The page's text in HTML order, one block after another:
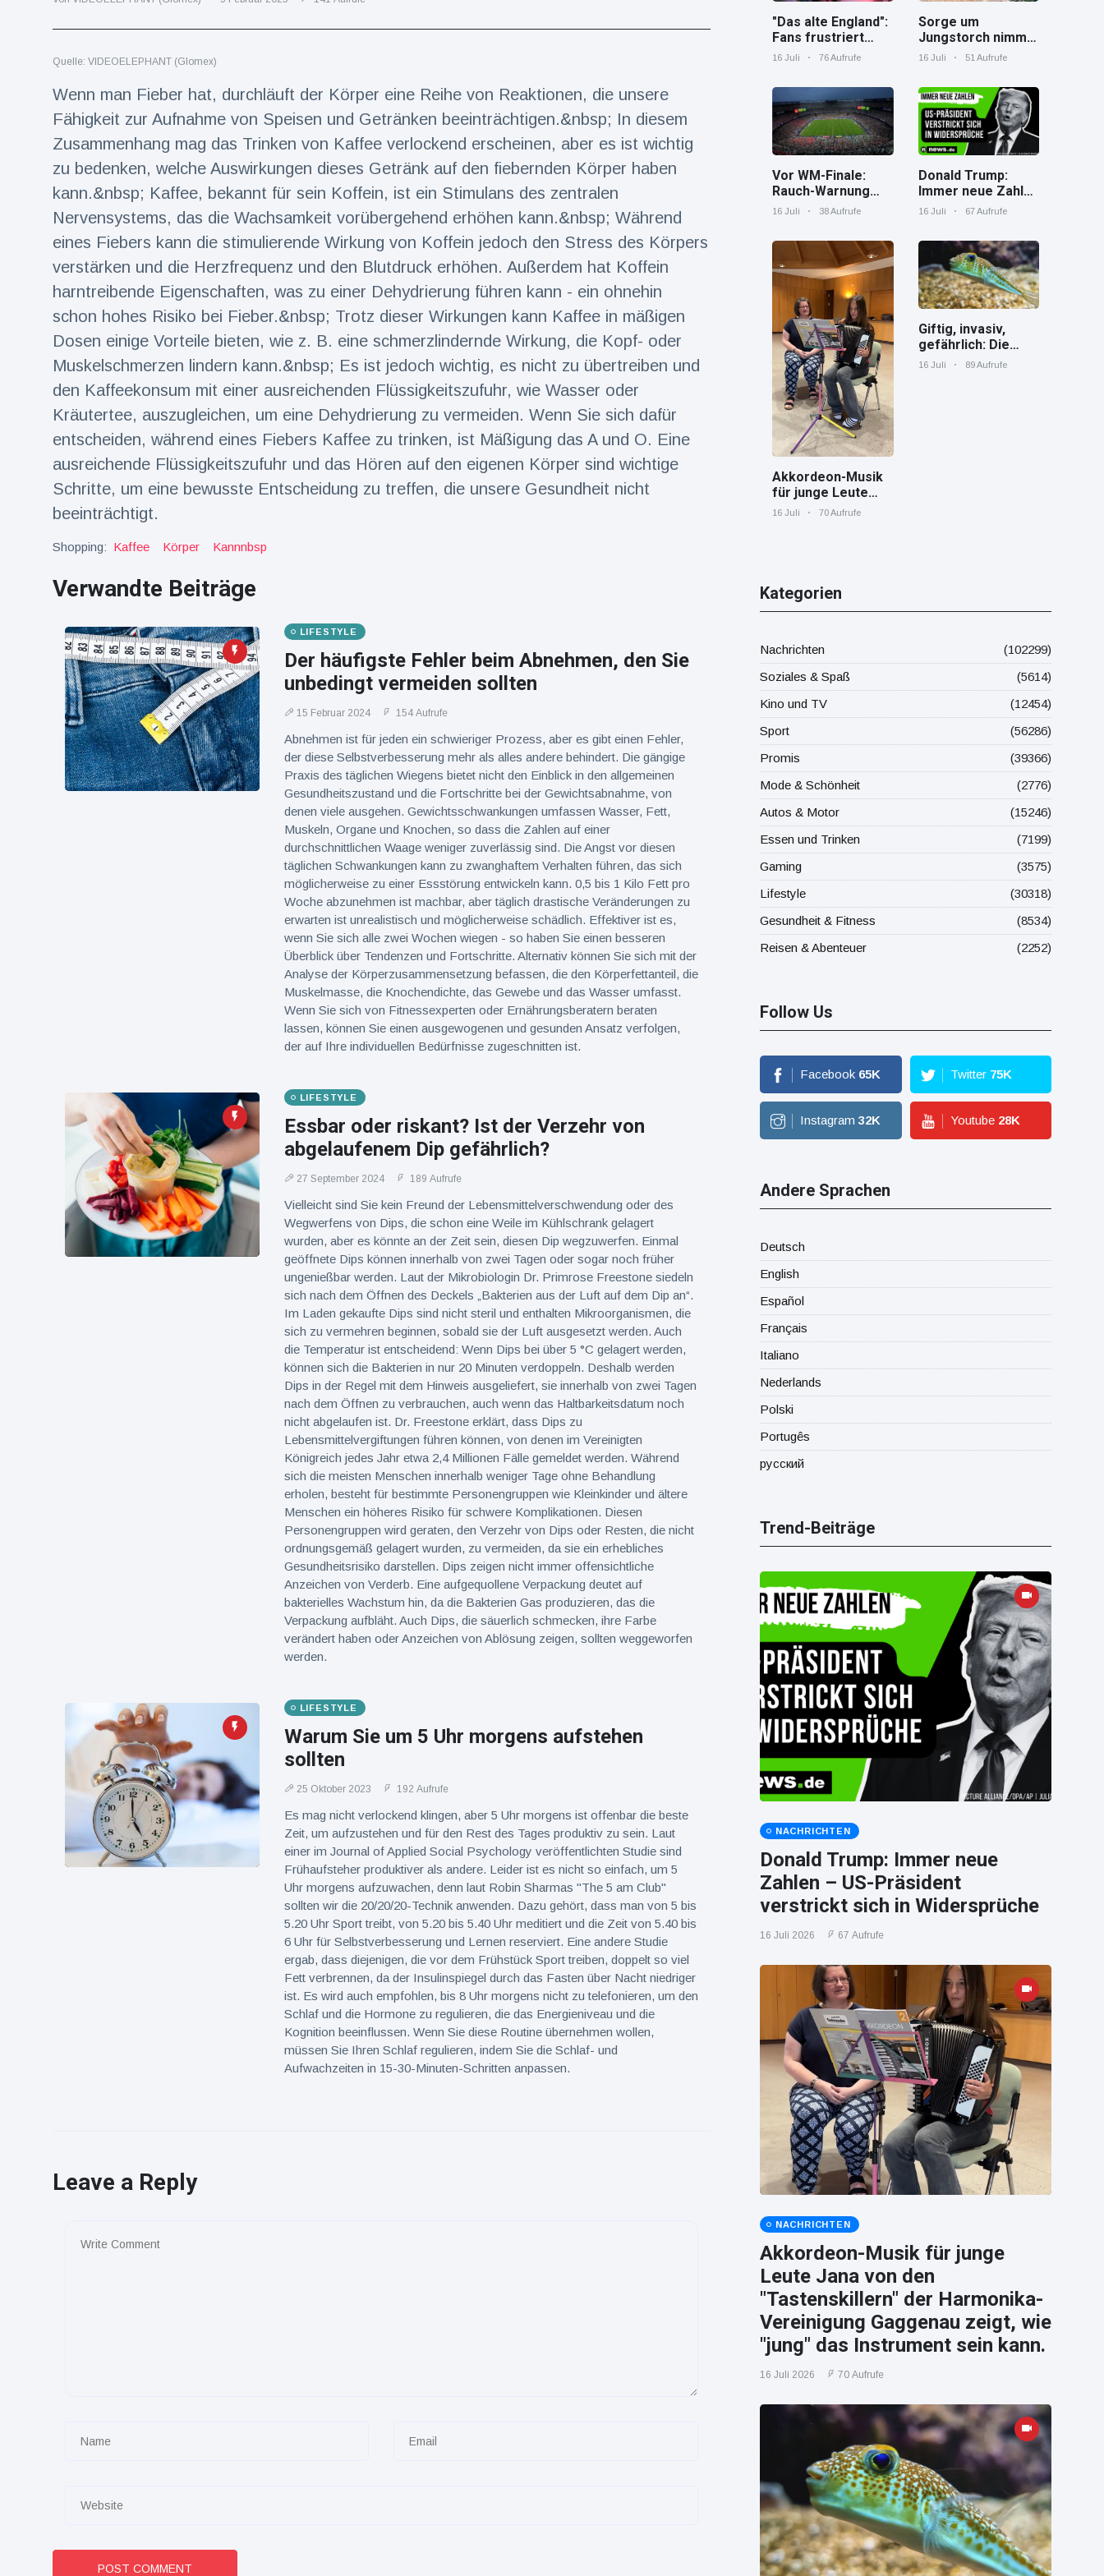
Reisen & Abenteuer (2252)
Neueste
Nachrichten
"Das alte
England":
Fans
frustriert
nach WM-
Aus
16 Juli
76
Aufrufe
Sorge um
Jungstorch
nimmt
glückliche
Aufrufe
Vor WM-
Finale:
Rauch-
Warnung
und Hitze
in New
16 Juli
38
Quelle: VIDEOELEPHANT (Glomex)
Wenn man Fieber hat, durchläuft der Körper eine Reihe von Reaktionen, die unsere
Fähigkeit zur Aufnahme von Speisen und Getränken beeinträchtigen.&nbsp; In diesem
Zusammenhang mag das Trinken von Kaffee verlockend erscheinen, aber es ist wichtig
zu bedenken, welche Auswirkungen dieses Getränk auf den fiebernden Körper haben
kann.&nbsp; Kaffee, bekannt für sein Koffein, ist ein Stimulans des zentralen
Nervensystems, das die Wachsamkeit vorübergehend erhöhen kann.&nbsp; Während
eines Fiebers kann die stimulierende Wirkung von Koffein jedoch den Stress des Körpers
verstärken und die Herzfrequenz und den Blutdruck erhöhen. Außerdem hat Koffein
harntreibende Eigenschaften, was zu einer Dehydrierung führen kann - ein ohnehin
schon hohes Risiko bei Fieber.&nbsp; Trotz dieser Wirkungen kann Kaffee in mäßigen
Dosen einige Vorteile bieten, wie z. B. eine schmerzlindernde Wirkung, die Kopf- oder
Muskelschmerzen lindern kann.&nbsp; Es ist jedoch wichtig, es nicht zu übertreiben und
den Kaffeekonsum mit einer ausreichenden Flüssigkeitszufuhr, wie Wasser oder
Kräutertee, auszugleichen, um eine Dehydrierung zu vermeiden. Wenn Sie sich dafür
entscheiden, während eines Fiebers Kaffee zu trinken, ist Mäßigung das A und O. Eine
ausreichende Flüssigkeitszufuhr und das Hören auf den eigenen Körper sind wichtige
Schritte, um eine bewusste Entscheidung zu treffen, die unsere Gesundheit nicht
beeinträchtigt.
Shopping: Kaffee Körper Kannnbsp
Verwandte Beiträge
LIFESTYLE
Der häufigste Fehler beim Abnehmen, den Sie
unbedingt vermeiden sollten
15 Februar 2024 154 Aufrufe
Abnehmen ist für jeden ein schwieriger Prozess, aber es gibt einen Fehler,
der diese Selbstverbesserung mehr als alles andere behindert. Die gängige
Praxis des täglichen Wiegens bietet nicht den Einblick in den allgemeinen
Gesundheitszustand und die Fortschritte bei der Gewichtsabnahme, von
denen viele ausgehen. Gewichtsschwankungen umfassen Wasser, Fett,
Muskeln, Organe und Knochen, so dass die Zahlen auf einer
durchschnittlichen Waage weniger zuverlässig sind. Die Angst vor diesen
täglichen Schwankungen kann zu zwanghaftem Verhalten führen, das sich
möglicherweise zu einer Essstörung entwickeln kann. 0,5 bis 1 Kilo Fett pro
Woche abzunehmen ist machbar, aber täglich drastische Veränderungen zu
erwarten ist unrealistisch und möglicherweise schädlich. Effektiver ist es,
wenn Sie sich alle zwei Wochen wiegen - so haben Sie einen besseren
Überblick über Tendenzen und Fortschritte. Alternativ können Sie sich mit der
Analyse der Körperzusammensetzung befassen, die den Körperfettanteil, die
Muskelmasse, die Knochendichte, das Gewebe und das Wasser umfasst.
Wenn Sie sich von Fitnessexperten oder Ernährungsberatern beraten
lassen, können Sie einen ausgewogenen und gesunden Ansatz verfolgen,
der auf Ihre individuellen Bedürfnisse zugeschnitten ist.
LIFESTYLE
Essbar oder riskant? Ist der Verzehr von
abgelaufenem Dip gefährlich?
27 September 2024 189 Aufrufe
Vielleicht sind Sie kein Freund der Lebensmittelverschwendung oder des
Wegwerfens von Dips, die schon eine Weile im Kühlschrank gelagert
wurden, aber es könnte an der Zeit sein, diesen Dip wegzuwerfen. Einmal
geöffnete Dips können innerhalb von zwei Tagen oder sogar noch früher
ungenießbar werden. Laut der Mikrobiologin Dr. Primrose Freestone siedeln
sich nach dem Öffnen des Deckels „Bakterien aus der Luft auf dem Dip an“.
Im Laden gekaufte Dips sind nicht steril und enthalten Mikroorganismen, die
sich zu vermehren beginnen, sobald sie der Luft ausgesetzt werden. Auch
die Temperatur ist entscheidend: Wenn Dips bei über 5 °C gelagert werden,
können sich die Bakterien in nur 20 Minuten verdoppeln. Deshalb werden
Dips in der Regel mit dem Hinweis ausgeliefert, sie innerhalb von zwei Tagen
nach dem Öffnen zu verbrauchen, auch wenn das Haltbarkeitsdatum noch
nicht abgelaufen ist. Dr. Freestone erklärt, dass Dips zu
Lebensmittelvergiftungen führen können, von denen im Vereinigten
Königreich jedes Jahr etwa 2,4 Millionen Fälle gemeldet werden. Während
sich die meisten Menschen innerhalb weniger Tage ohne Behandlung
erholen, besteht für bestimmte Personengruppen wie Kleinkinder und ältere
Menschen ein höheres Risiko für schwere Komplikationen. Diesen
Personengruppen wird geraten, den Verzehr von Dips oder Resten, die nicht
ordnungsgemäß gelagert wurden, zu vermeiden, da sie ein erhebliches
Gesundheitsrisiko darstellen. Dips zeigen nicht immer offensichtliche
Anzeichen von Verderb. Eine aufgequollene Verpackung deutet auf
bakterielles Wachstum hin, da die Bakterien Gas produzieren, das die
Verpackung aufbläht. Auch Dips, die säuerlich schmecken, ihre Farbe
verändert haben oder Anzeichen von Ablösung zeigen, sollten weggeworfen
werden.
LIFESTYLE
Warum Sie um 5 Uhr morgens aufstehen
sollten
25 Oktober 2023 192 Aufrufe
Es mag nicht verlockend klingen, aber 5 Uhr morgens ist offenbar die beste
Zeit, um aufzustehen und für den Rest des Tages produktiv zu sein. Laut
einer im Journal of Applied Social Psychology veröffentlichten Studie sind
Frühaufsteher produktiver als andere. Leider ist es nicht so einfach, um 5
Uhr morgens aufzuwachen, denn laut Robin Sharmas "The 5 am Club"
sollten wir die 20/20/20-Technik anwenden. Dazu gehört, dass man von 5 bis
5.20 Uhr Sport treibt, von 5.20 bis 5.40 Uhr meditiert und die Zeit von 5.40 bis
6 Uhr für Selbstverbesserung und Lernen reserviert. Eine andere Studie
ergab, dass diejenigen, die vor dem Frühstück Sport treiben, doppelt so viel
Fett verbrennen, da der Insulinspiegel durch das Fasten über Nacht niedriger
ist. Es wird auch empfohlen, bis 8 Uhr morgens nicht zu telefonieren, um den
Schlaf und die Hormone zu regulieren, die das Energieniveau und die
Kognition beeinflussen. Wenn Sie diese Routine übernehmen wollen,
müssen Sie Ihren Schlaf regulieren, indem Sie die Schlaf- und
Aufwachzeiten in 15-30-Minuten-Schritten anpassen.
Leave a Reply
POST COMMENT
"Das alte England":
Fans frustriert
nach WM-Aus
16 Juli 76 Aufrufe
Sorge um
Jungstorch nimmt
glückliche
16 Juli 51 Aufrufe
Vor WM-Finale:
Rauch-Warnung
und Hitze in New
16 Juli 38 Aufrufe
Donald Trump:
Immer neue Zahlen
– US-Präsident
Widersprüche
16 Juli 67 Aufrufe
Akkordeon-Musik
für junge Leute
Jana von den
wie "jung" das
Instrument sein
kann.
16 Juli 70 Aufrufe
Giftig, invasiv,
gefährlich: Die
Spaßverderber im
16 Juli 89 Aufrufe
Kategorien
Nachrichten
(102299)
Soziales & Spaß
(5614)
Kino und TV
(12454)
Sport
(56286)
Promis
(39366)
Mode & Schönheit
(2776)
Autos & Motor
(15246)
Essen und Trinken
(7199)
Gaming
(3575)
Lifestyle
(30318)
Gesundheit & Fitness
(8534)
Reisen & Abenteuer
(2252)
Follow Us
Facebook 65K Twitter 75K
Instagram 32K Youtube 28K
Andere Sprachen
Deutsch
English
Español
Français
Italiano
Nederlands
Polski
Portugês
русский
Trend-Beiträge
NACHRICHTEN
Donald Trump: Immer neue
Zahlen – US-Präsident
verstrickt sich in Widersprüche
16 Juli 2026 67 Aufrufe
NACHRICHTEN
Akkordeon-Musik für junge
Leute Jana von den
"Tastenskillern" der Harmonika-
Vereinigung Gaggenau zeigt, wie
"jung" das Instrument sein kann.
16 Juli 2026 70 Aufrufe